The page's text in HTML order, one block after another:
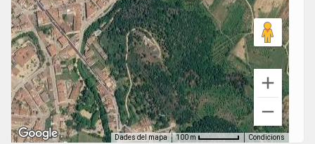
Dades del mapa 100 m Condicions